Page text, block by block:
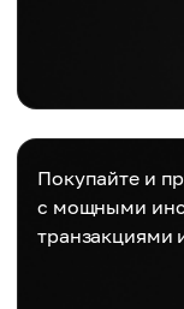
Покупайте и
с мощными
транзакциями